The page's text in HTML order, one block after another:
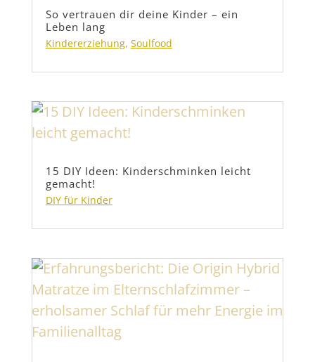
So vertrauen dir deine Kinder – ein
Leben lang
Kindererziehung, Soulfood
15 DIY Ideen: Kinderschminken leicht
gemacht!
DIY für Kinder